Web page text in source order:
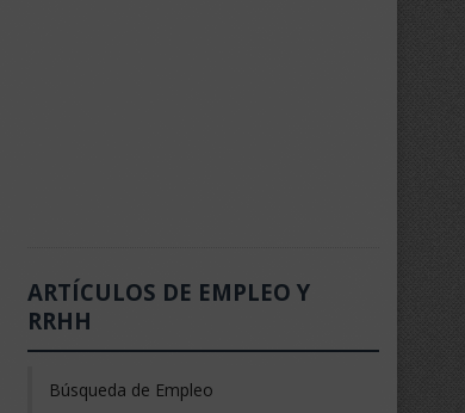
ARTÍCULOS DE EMPLEO Y
RRHH
Búsqueda de Empleo